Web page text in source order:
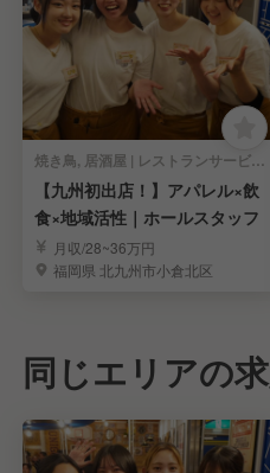
焼き鳥, 居酒屋 | レストランサービス・ホールスタッフ
【九州初出店！】アパレル×飲
食×地域活性｜ホールスタッフ
月収/28~36万円
福岡県 北九州市小倉北区
同じエリアの